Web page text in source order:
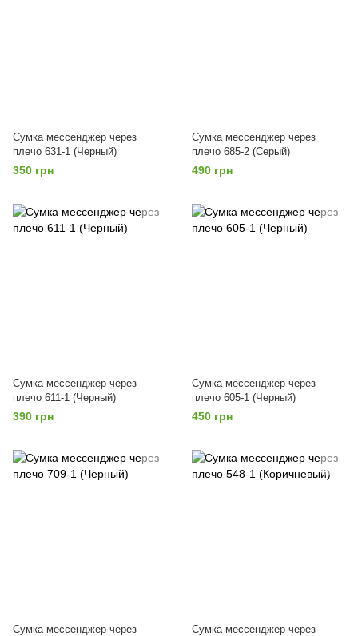
Сумка мессенджер через
плечо 631-1 (Черный)
350 грн
Сумка мессенджер через
плечо 685-2 (Серый)
490 грн
Сумка мессенджер через
плечо 611-1 (Черный)
390 грн
Сумка мессенджер через
плечо 605-1 (Черный)
450 грн
Сумка мессенджер через
Сумка мессенджер через